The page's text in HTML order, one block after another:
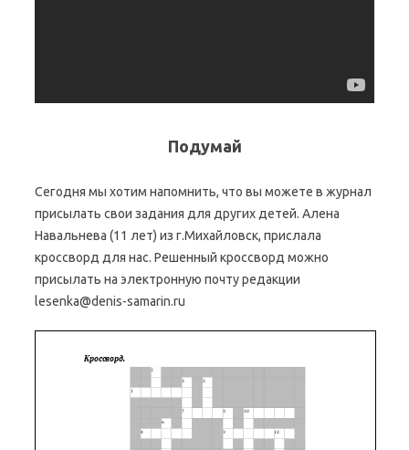
Подумай
Сегодня мы хотим напомнить, что вы можете в журнал
присылать свои задания для других детей. Алена
Навальнева (11 лет) из г.Михайловск, прислала
кроссворд для нас. Решенный кроссворд можно
присылать на электронную почту редакции
lesenka@denis-samarin.ru